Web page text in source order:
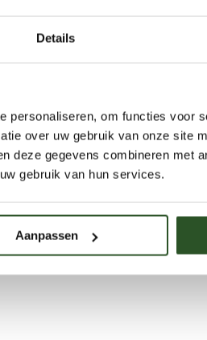
Details
personaliseren, om functies voor
over uw gebruik van onze site
deze gegevens combineren met
gebruik van hun services.
Aanpassen
lange termijn het
allemaal afhankelijk zijn. We
Hof de conclusie van de
wetenschappelijk
- EU Court: Cypermethrin re-